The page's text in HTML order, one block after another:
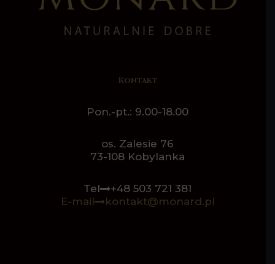
Kontakt
Pon.-pt.: 9.00-18.00
os. Zalesie 76
73-108 Kobylanka
Tel
+48 503 721 381
E-mail
kontakt@monard.pl